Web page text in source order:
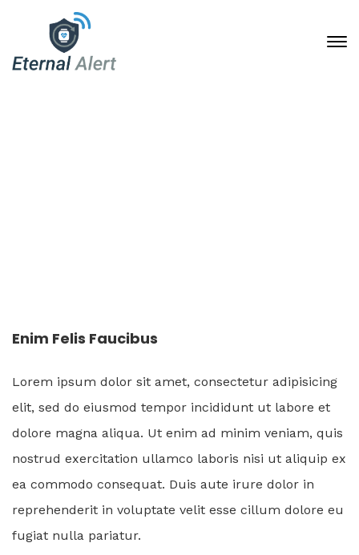
Enim Felis Faucibus
Lorem ipsum dolor sit amet, consectetur adipisicing
elit, sed do eiusmod tempor incididunt ut labore et
dolore magna aliqua. Ut enim ad minim veniam, quis
nostrud exercitation ullamco laboris nisi ut aliquip ex
ea commodo consequat. Duis aute irure dolor in
reprehenderit in voluptate velit esse cillum dolore eu
fugiat nulla pariatur.